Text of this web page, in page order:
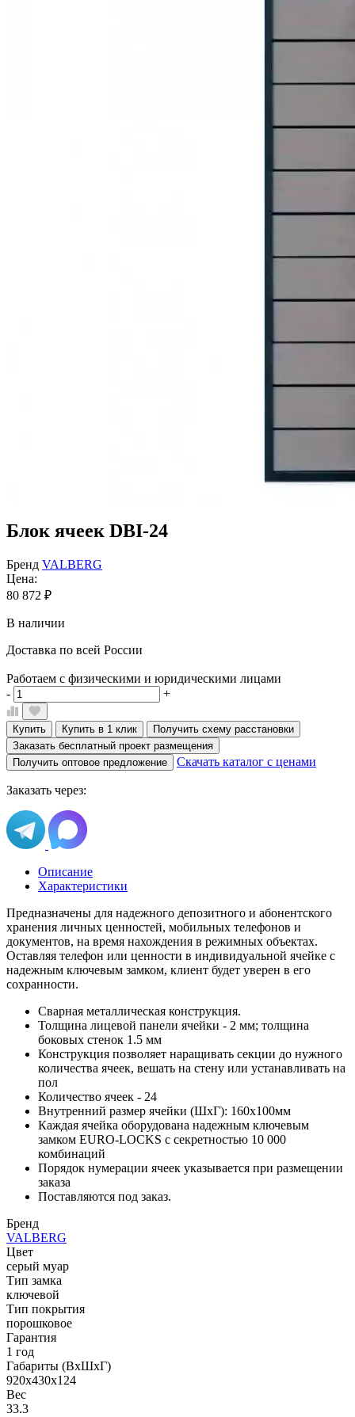
Блок ячеек DBI-24
Бренд VALBERG
Цена:
80 872 ₽
В наличии
Доставка по всей России
Работаем с физическими и юридическими лицами
-
+
Купить Купить в 1 клик
Получить схему расстановки
Заказать бесплатный проект размещения
Получить оптовое предложение
Скачать каталог с ценами
Заказать через:
Описание
Характеристики
Предназначены для надежного депозитного и абонентского
хранения личных ценностей, мобильных телефонов и
документов, на время нахождения в режимных объектах.
Оставляя телефон или ценности в индивидуальной ячейке с
надежным ключевым замком, клиент будет уверен в его
сохранности.
Сварная металлическая конструкция.
Толщина лицевой панели ячейки - 2 мм; толщина
боковых стенок 1.5 мм
Конструкция позволяет наращивать секции до нужного
количества ячеек, вешать на стену или устанавливать на
пол
Количество ячеек - 24
Внутренний размер ячейки (ШхГ): 160х100мм
Каждая ячейка оборудована надежным ключевым
замком EURO-LOCKS c секретностью 10 000
комбинаций
Порядок нумерации ячеек указывается при размещении
заказа
Поставляются под заказ.
Бренд
VALBERG
Цвет
серый муар
Тип замка
ключевой
Тип покрытия
порошковое
Гарантия
1 год
Габариты (ВхШхГ)
920x430x124
Вес
33.3